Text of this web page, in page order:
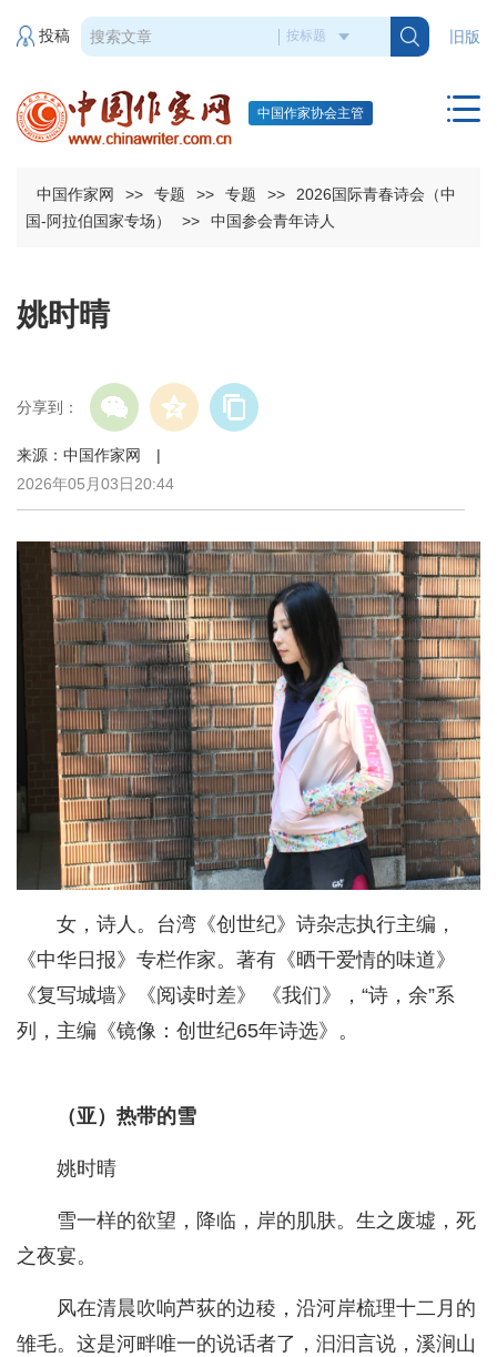
旧版
投稿
中国作家协会主管
中国作家网 >> 专题 >> 专题 >>
2026国际青春诗会（中
国-阿拉伯国家专场）
>> 中国参会青年诗人
姚时晴
分享到：
来源：中国作家网 |
2026年05月03日20:44
女，诗人。台湾《创世纪》诗杂志执行主编，
《中华日报》专栏作家。著有《晒干爱情的味道》
《复写城墙》《阅读时差》 《我们》，“诗，余”系
列，主编《镜像：创世纪65年诗选》。
（亚）热带的雪
姚时晴
雪一样的欲望，降临，岸的肌肤。生之废墟，死
之夜宴。
风在清晨吹响芦荻的边稜，沿河岸梳理十二月的
雏毛。这是河畔唯一的说话者了，汩汩言说，溪涧山